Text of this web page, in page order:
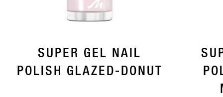
SUPER GEL NAIL
POLISH GLAZED-DONUT